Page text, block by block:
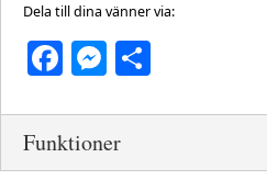
Dela till dina vänner via:
Facebook
Messenger
Funktioner